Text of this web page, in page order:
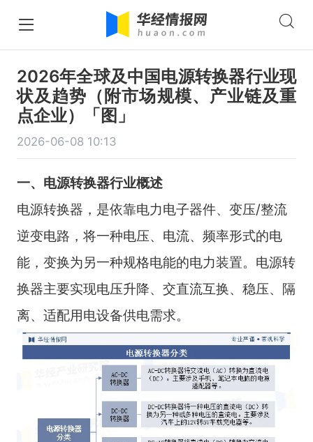
2026年全球及中国电源转换器行业现
状及趋势（附市场规模、产业链及重
点企业）「图」
2026-06-08 10:13
一、电源转换器行业概述
电源转换器，是依靠电力电子器件、变压/整流
逆变电路，将一种电压、电流、频率形式的电
能，变换为另一种规格电能的电力装置。电源转
换器主要实现电压升降、交直流互换、稳压、隔
离、适配用电设备供电需求。